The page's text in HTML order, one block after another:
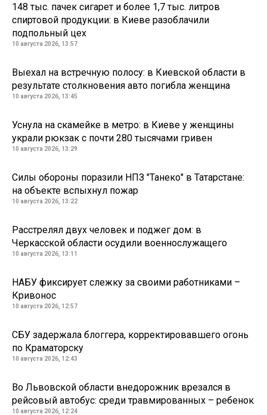
148 тыс. пачек сигарет и более 1,7 тыс. литров
спиртовой продукции: в Киеве разоблачили
подпольный цех
10 августа 2026, 13:57
Выехал на встречную полосу: в Киевской области в
результате столкновения авто погибла женщина
10 августа 2026, 13:45
Уснула на скамейке в метро: в Киеве у женщины
украли рюкзак с почти 280 тысячами гривен
10 августа 2026, 13:29
Силы обороны поразили НПЗ "Танеко" в Татарстане:
на объекте вспыхнул пожар
10 августа 2026, 13:22
Расстрелял двух человек и поджег дом: в
Черкасской области осудили военнослужащего
10 августа 2026, 13:11
НАБУ фиксирует слежку за своими работниками –
Кривонос
10 августа 2026, 12:57
СБУ задержала блоггера, корректировавшего огонь
по Краматорску
10 августа 2026, 12:43
Во Львовской области внедорожник врезался в
рейсовый автобус: среди травмированных – ребенок
10 августа 2026, 12:24